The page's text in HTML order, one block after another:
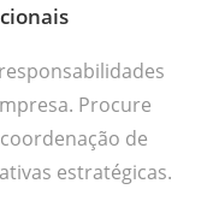
Procure
de
estratégicas.